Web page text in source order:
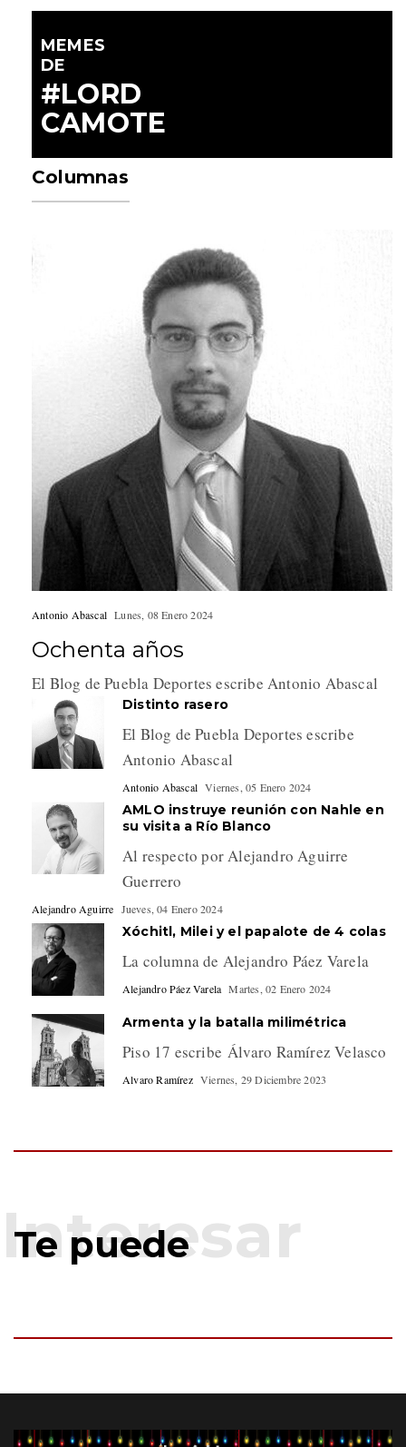
MEMES
DE
#LORD
CAMOTE
Columnas
Antonio Abascal Lunes, 08 Enero 2024
Ochenta años
El Blog de Puebla Deportes escribe Antonio Abascal
Distinto rasero
El Blog de Puebla Deportes escribe
Antonio Abascal
Antonio Abascal Viernes, 05 Enero 2024
AMLO instruye reunión con Nahle en
su visita a Río Blanco
Al respecto por Alejandro Aguirre
Guerrero
Alejandro Aguirre Jueves, 04 Enero 2024
Xóchitl, Milei y el papalote de 4 colas
La columna de Alejandro Páez Varela
Alejandro Páez Varela Martes, 02 Enero 2024
Armenta y la batalla milimétrica
Piso 17 escribe Álvaro Ramírez Velasco
Alvaro Ramírez Viernes, 29 Diciembre 2023
Te puede